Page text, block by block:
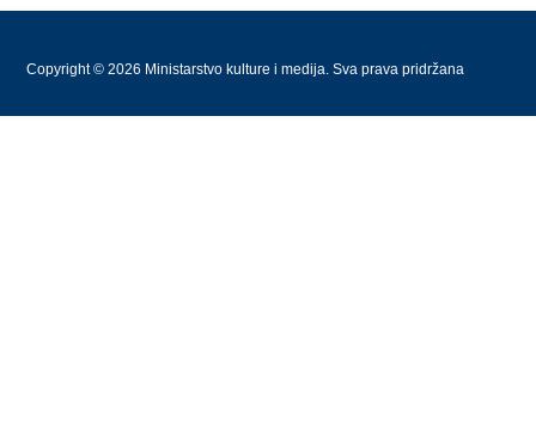
Copyright © 2026 Ministarstvo kulture i medija. Sva prava pridržana